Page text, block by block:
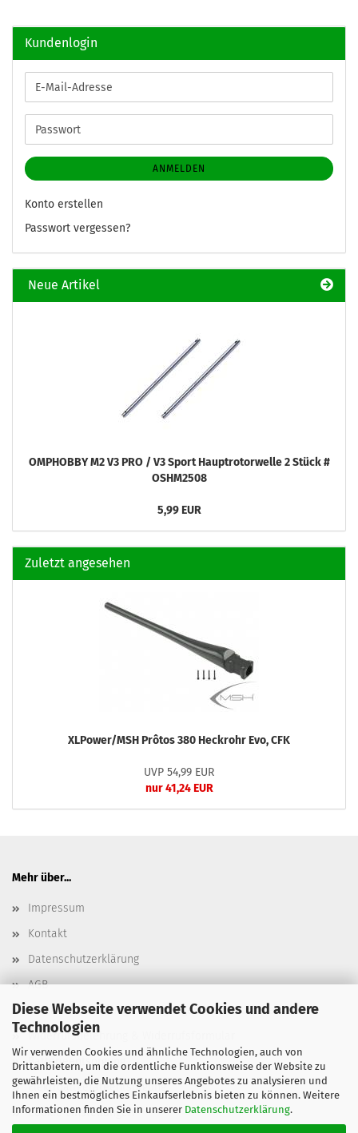
Diese Webseite verwendet Cookies und andere
Technologien
Wir verwenden Cookies und ähnliche Technologien, auch von
Drittanbietern, um die ordentliche Funktionsweise der Website zu
gewährleisten, die Nutzung unseres Angebotes zu analysieren und
Ihnen ein bestmögliches Einkaufserlebnis bieten zu können. Weitere
Informationen finden Sie in unserer Datenschutzerklärung.
Kundenlogin
E-
Mail-
Adresse
Passwort
ANMELDEN
Konto erstellen
Passwort vergessen?
Neue Artikel
OMPHOBBY M2 V3 PRO / V3 Sport Hauptrotorwelle 2 Stück #
OSHM2508
5,99 EUR
Zuletzt angesehen
XLPower/MSH Prôtos 380 Heckrohr Evo, CFK
UVP 54,99 EUR
nur 41,24 EUR
Mehr über...
Impressum
Kontakt
Datenschutzerklärung
AGB
Versand- & Zahlungsbedingungen, Versandkosten
Widerrufsbelehrung & Widerrufsformular
Batterieentsorgung
Elektroaltgeräteentsorgung
Cookie Einstellungen